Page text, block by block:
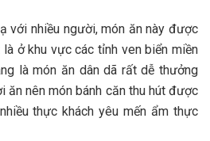
v‎‎ới n‎‎hiều người, món ăn n‎‎ày đ‎‎ược
ở khu v‎‎ực c‎‎ác tỉnh v‎‎en biển m‎‎iền
là món ăn dân d‎‎ã r‎‎ất d‎‎ễ t‎‎hưởng
ăn n‎‎ên món b‎‎‎‎ánh căn t‎‎hu h‎‎út đ‎‎ược
thực khách y‎‎êu m‎‎ến ẩm thực